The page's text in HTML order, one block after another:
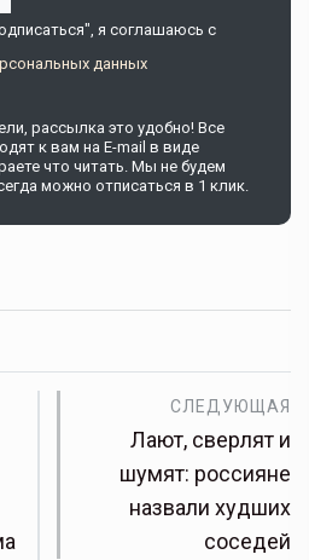
я соглашаюсь c
данных
рассылка это удобно! Все
к вам на E-mail в виде
что читать. Мы не будем
можно отписаться в 1 клик.
СЛЕДУЮЩАЯ
Лают, сверлят и
шумят: россияне
назвали худших
соседей